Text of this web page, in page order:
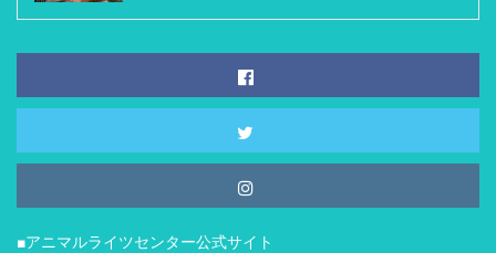
■アニマルライツセンター公式サイト